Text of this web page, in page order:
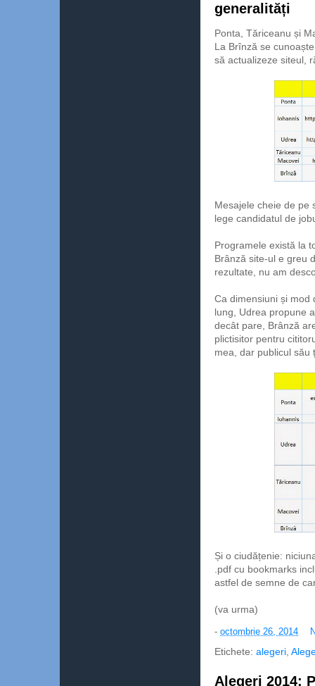
generalități
Ponta, Tăriceanu și
La Brînză se
să actualizeze siteul,
Mesajele cheie de pe
lege candidatul de
Programele există la
Brânză site-ul e greu
rezultate, nu am
Ca dimensiuni și mod
lung, Udrea propune
decât pare, Brânză
plictisitor pentru
mea, dar publicul său
Și o ciudățenie:
.pdf cu bookmarks
astfel de semne de
(va urma)
- octombrie 26, 2014
Etichete: alegeri
Alegeri 2014: